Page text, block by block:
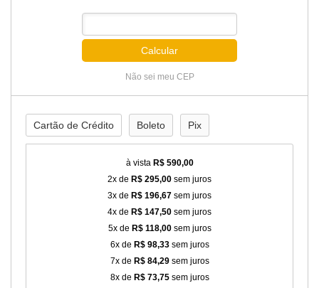
Calcular
Não sei meu CEP
Cartão de Crédito Boleto Pix
à vista R$ 590,00
2x de R$ 295,00 sem juros
3x de R$ 196,67 sem juros
4x de R$ 147,50 sem juros
5x de R$ 118,00sem juros
6x de R$ 98,33sem juros
7x de R$ 84,29sem juros
8x de R$ 73,75sem juros